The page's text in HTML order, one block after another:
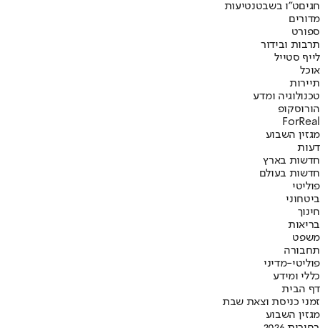
חגיםט"ו בשבטנטיעות
מדורים
ספורט
תרבות ובידור
לייף סטייל
אוכל
תיירות
טכנולוגיה ומדע
הורוסקופ
ForReal
מגזין השבוע
דעות
חדשות בארץ
חדשות בעולם
פוליטי
ביטחוני
חינוך
בריאות
משפט
תחבורה
פוליטי-מדיני
כללי ומידע
דף הבית
זמני כניסת וצאת שבת
מגזין השבוע